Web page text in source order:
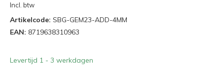
Incl. btw
Artikelcode: SBG-GEM23-ADD-4MM
EAN: 8719638310963
Levertijd 1 - 3 werkdagen